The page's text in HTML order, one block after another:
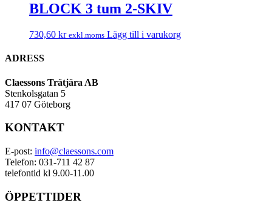
BLOCK 3 tum 2-SKIV
730,60 kr exkl.moms Lägg till i varukorg
ADRESS
Claessons Trätjära AB
Stenkolsgatan 5
417 07 Göteborg
KONTAKT
E-post: info@claessons.com
Telefon: 031-711 42 87
telefontid kl 9.00-11.00
ÖPPETTIDER